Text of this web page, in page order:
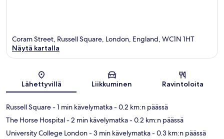
Kartta
Coram Street, Russell Square, London, England, WC1N 1HT
Näytä kartalla
Lähettyvillä Liikkuminen Ravintoloita
Russell Square- 1 min kävelymatka- 0.2 km:n päässä
The Horse Hospital- 2 min kävelymatka- 0.2 km:n päässä
University College London- 3 min kävelymatka- 0.3 km:n päässä